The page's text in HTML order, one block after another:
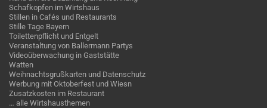
Schafkopfen im Wirtshaus
Stillen in Cafés und Restaurants
Stille Tage Bayern
Toilettenpflicht und Entgelt
Veranstaltung von Ballermann Partys
Videoüberwachung in Gaststätte
Watten
Weihnachtsgrußkarten und Datenschutz
Werbung mit Oktoberfest und Wiesn
Zusatzkosten im Restaurant
… alle Wirtshausthemen